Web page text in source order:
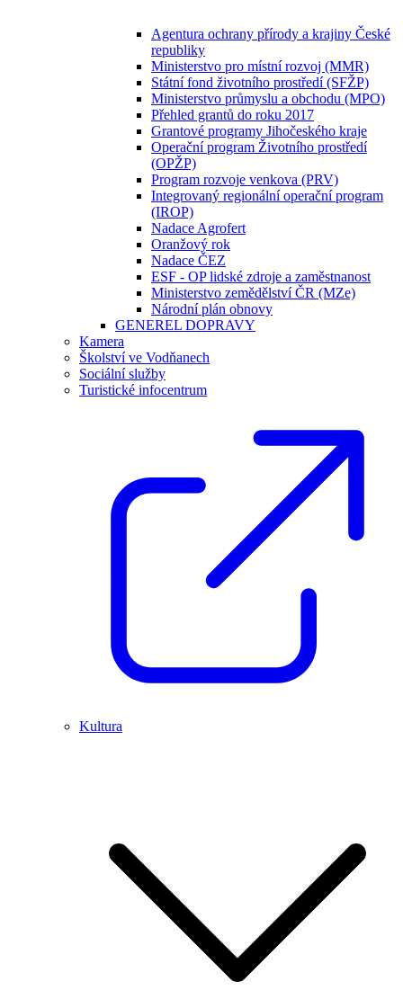
Agentura ochrany přírody a krajiny České
republiky
Ministerstvo pro místní rozvoj (MMR)
Státní fond životního prostředí (SFŽP)
Ministerstvo průmyslu a obchodu (MPO)
Přehled grantů do roku 2017
Grantové programy Jihočeského kraje
Operační program Životního prostředí
(OPŽP)
Program rozvoje venkova (PRV)
Integrovaný regionální operační program
(IROP)
Nadace Agrofert
Oranžový rok
Nadace ČEZ
ESF - OP lidské zdroje a zaměstnanost
Ministerstvo zemědělství ČR (MZe)
Národní plán obnovy
GENEREL DOPRAVY
Kamera
Školství ve Vodňanech
Sociální služby
Turistické infocentrum
Kultura